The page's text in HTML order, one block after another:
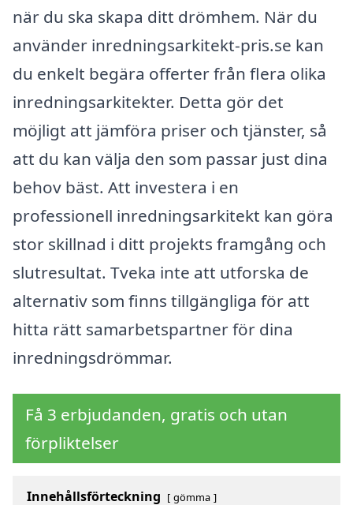
när du ska skapa ditt drömhem. När du
använder inredningsarkitekt-pris.se kan
du enkelt begära offerter från flera olika
inredningsarkitekter. Detta gör det
möjligt att jämföra priser och tjänster, så
att du kan välja den som passar just dina
behov bäst. Att investera i en
professionell inredningsarkitekt kan göra
stor skillnad i ditt projekts framgång och
slutresultat. Tveka inte att utforska de
alternativ som finns tillgängliga för att
hitta rätt samarbetspartner för dina
inredningsdrömmar.
Få 3 erbjudanden, gratis och utan
förpliktelser
Innehållsförteckning gömma